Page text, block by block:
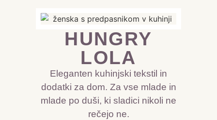
HUNGRY
LOLA
Eleganten kuhinjski tekstil in
dodatki za dom. Za vse mlade in
mlade po duši, ki sladici nikoli ne
rečejo ne.